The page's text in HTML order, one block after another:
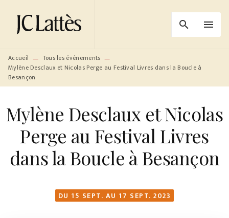
MENU RECHERCHE
PIED DE PAGE
search menu
Accueil — Tous les événements —
Mylène Desclaux et Nicolas Perge au Festival Livres dans la Boucle à
Besançon
Mylène Desclaux et Nicolas
Perge au Festival Livres
dans la Boucle à Besançon
DU 15 SEPT. AU 17 SEPT. 2023